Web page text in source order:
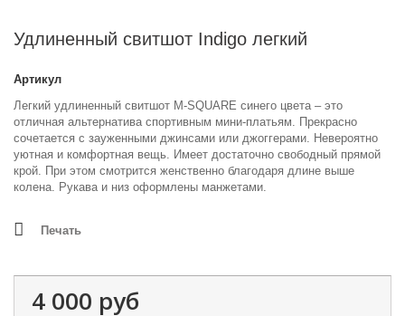
Удлиненный свитшот Indigo легкий
Артикул
Легкий удлиненный свитшот M-SQUARE синего цвета – это
отличная альтернатива спортивным мини-платьям. Прекрасно
сочетается с зауженными джинсами или джоггерами. Невероятно
уютная и комфортная вещь. Имеет достаточно свободный прямой
крой. При этом смотрится женственно благодаря длине выше
колена. Рукава и низ оформлены манжетами.
Печать
4 000 руб